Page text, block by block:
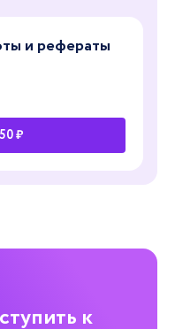
и рефераты
₽
к